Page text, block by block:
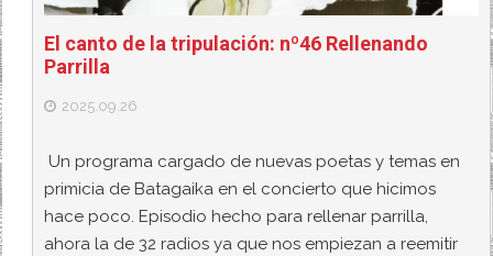
El canto de la tripulación: nº46 Rellenando
Parrilla
2025.09.26
Un programa cargado de nuevas poetas y temas en
primicia de Batagaika en el concierto que hicimos
hace poco. Episodio hecho para rellenar parrilla,
ahora la de 32 radios ya que nos empiezan a reemitir